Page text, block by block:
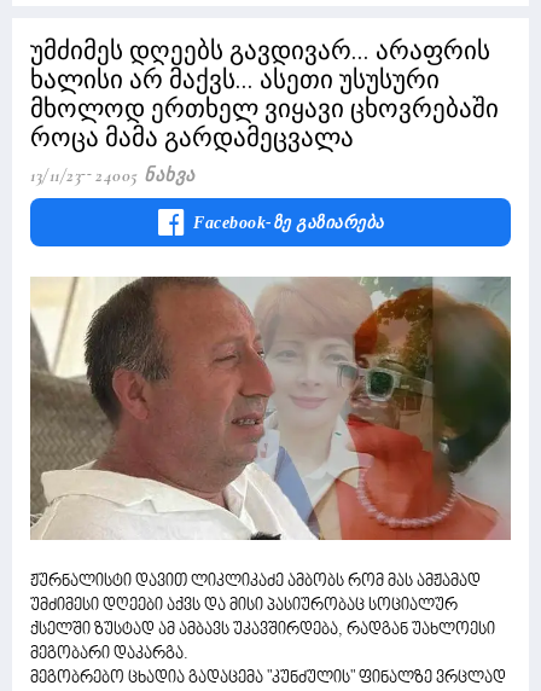
უმძიმეს დღეებს გავდივარ... არაფრის
ხალისი არ მაქვს... ასეთი უსუსური
მხოლოდ ერთხელ ვიყავი ცხოვრებაში
როცა მამა გარდამეცვალა
13/11/23 24005 Ნახვა
Facebook-Ზე Გაზიარება
ჟურნალისტი დავით ლიკლიკაძე ამბობს რომ მას ამჟამად
უმძიმესი დღეები აქვს და მისი პასიურობაც სოციალურ
ქსელში ზუსტად ამ ამბავს უკავშირდება, რადგან უახლოესი
მეგობარი დაკარგა.
მეგობრებო ცხადია გადაცემა "კუნძულის" ფინალზე ვრცლად